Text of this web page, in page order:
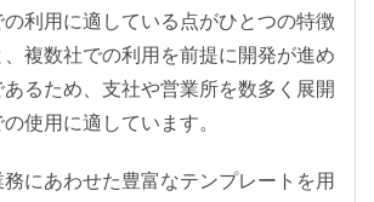
利用に適している点がひとつの特徴
複数社での利用を前提に開発が進め
るため、支社や営業所を数多く展開
使用に適しています。
にあわせた豊富なテンプレートを用